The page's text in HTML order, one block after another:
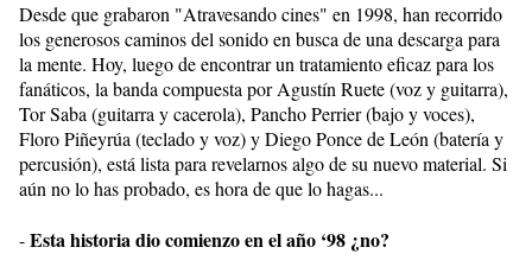
Desde que grabaron "Atravesando cines" en 1998, han recorrido
los generosos caminos del sonido en busca de una descarga para
la mente. Hoy, luego de encontrar un tratamiento eficaz para los
fanáticos, la banda compuesta por Agustín Ruete (voz y guitarra),
Tor Saba (guitarra y cacerola), Pancho Perrier (bajo y voces),
Floro Piñeyrúa (teclado y voz) y Diego Ponce de León (batería y
percusión), está lista para revelarnos algo de su nuevo material. Si
aún no lo has probado, es hora de que lo hagas...
-Esta historia dio comienzo en el año ‘98 ¿no?